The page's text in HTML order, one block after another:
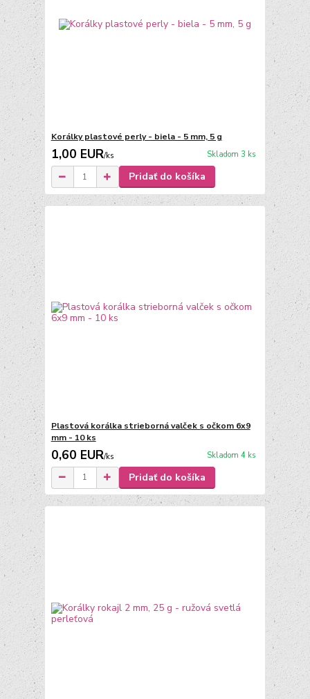
Korálky plastové perly - biela - 5 mm, 5 g
1,00 EUR/ks Skladom 3 ks
Pridať do košíka
Plastová korálka strieborná valček s očkom 6x9
mm - 10 ks
0,60 EUR/ks Skladom 4 ks
Pridať do košíka